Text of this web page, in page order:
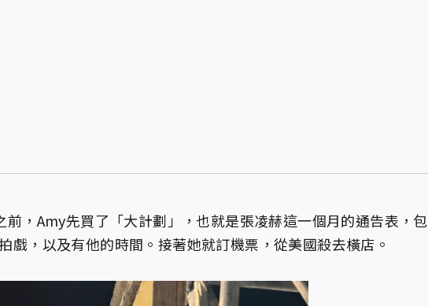
前，Amy先買了「大計劃」，也就是張凌赫這一個月的通告表，包
戲，以及有他的時間。接著她就訂機票，從美國殺去橫店。